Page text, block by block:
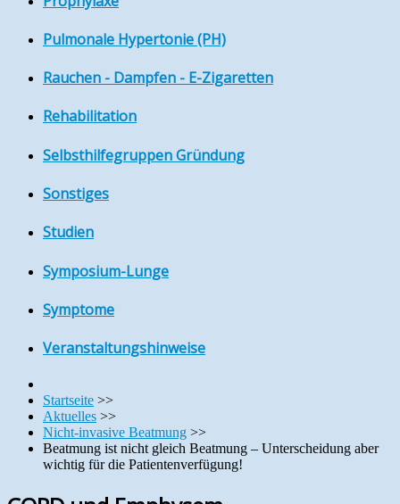
Pulmonale Hypertonie (PH)
Rauchen - Dampfen - E-Zigaretten
Rehabilitation
Selbsthilfegruppen Gründung
Sonstiges
Studien
Symposium-Lunge
Symptome
Veranstaltungshinweise
Startseite >>
Aktuelles >>
Nicht-invasive Beatmung >>
Beatmung ist nicht gleich Beatmung – Unterscheidung aber
wichtig für die Patientenverfügung!